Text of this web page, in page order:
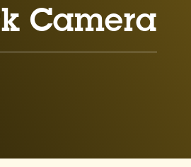
Camera